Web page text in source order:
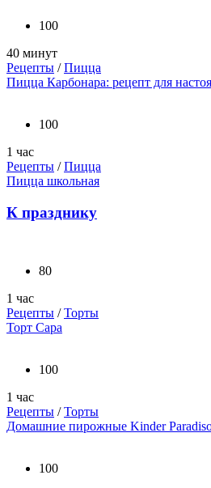
100
40 минут
Рецепты /Пицца
Пицца Карбонара: рецепт для
100
1 час
Рецепты /Пицца
Пицца школьная
К празднику
80
1 час
Рецепты /Торты
Торт Сара
100
1 час
Рецепты /Торты
Домашние пирожные Kinder
100